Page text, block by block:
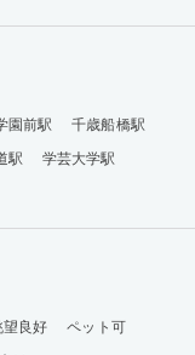
園前駅
千歳船橋駅
駅
学芸大学駅
望良好
ペット可